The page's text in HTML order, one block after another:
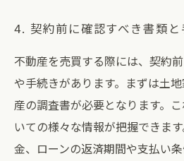
4. 契約前に確認すべき書類と
不動産を売買する際には、契約
や手続きがあります。まずは土
産の調査書が必要となります。
いての様々な情報が把握できま
金、ローンの返済期間や支払い